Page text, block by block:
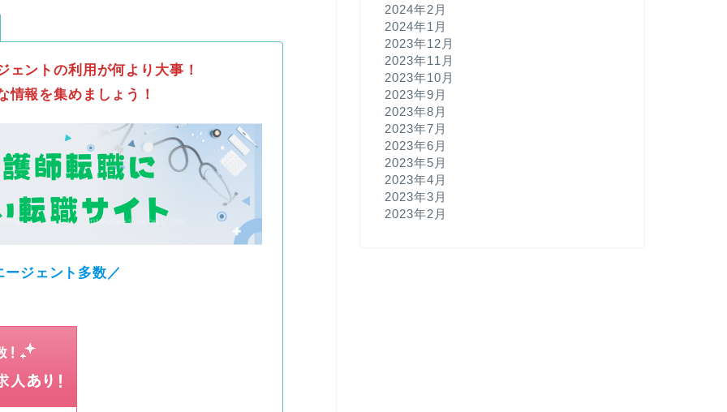
ェントの利用が何より大事！
情報を集めましょう！
ージェント多数／
2024年2月
2024年1月
2023年12月
2023年11月
2023年10月
2023年9月
2023年8月
2023年7月
2023年6月
2023年5月
2023年4月
2023年3月
2023年2月